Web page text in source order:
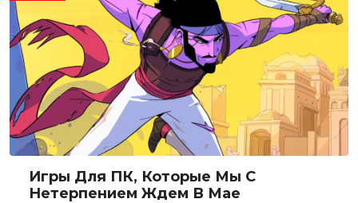
Игры Для ПК, Которые Мы С
Нетерпением Ждем В Мае